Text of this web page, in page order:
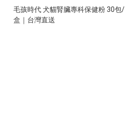
毛孩時代 犬貓腎臟專科保健粉 30包/
盒｜台灣直送